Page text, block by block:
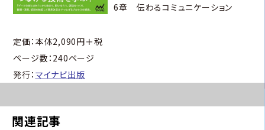
6章 伝わるコミュニケーション
定価：本体2,090円＋税
ページ数：240ページ
発行： マイナビ出版
関連記事